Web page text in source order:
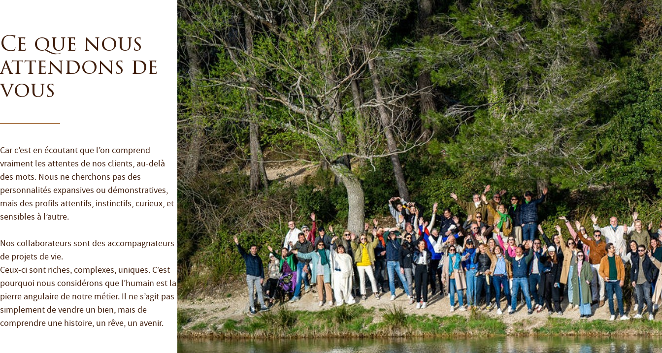
Ce que nous
attendons de
vous
Car c’est en écoutant que l’on comprend
vraiment les attentes de nos clients, au-delà
des mots. Nous ne cherchons pas des
personnalités expansives ou démonstratives,
mais des profils attentifs, instinctifs, curieux, et
sensibles à l’autre.
Nos collaborateurs sont des accompagnateurs
de projets de vie.
Ceux-ci sont riches, complexes, uniques. C’est
pourquoi nous considérons que l’humain est la
pierre angulaire de notre métier. Il ne s’agit pas
simplement de vendre un bien, mais de
comprendre une histoire, un rêve, un avenir.